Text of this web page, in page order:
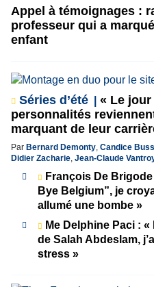
Appel à témoignages :
professeur qui a
enfant
Séries d’été
« Le jour
personnalités
marquant de leur
Par Bernard Demonty, Candice
Didier Zacharie, Jean-Claude
François De
Bye Belgium”, je
allumé une bombe »
Me Delphine Paci :
de Salah Abdeslam,
stress »